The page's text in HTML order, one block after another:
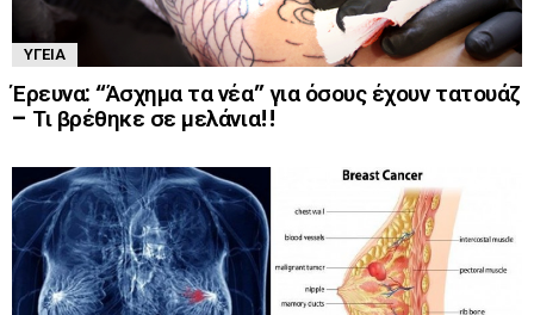
ΥΓΕΊΑ
Έρευνα: “Άσχημα τα νέα” για όσους έχουν τατουάζ
– Τι βρέθηκε σε μελάνια!!